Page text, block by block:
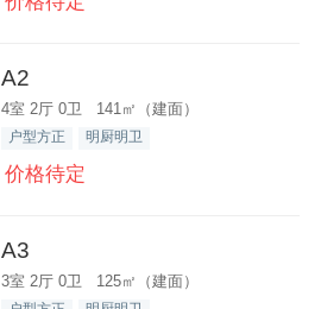
A2
4室 2厅 0卫 141㎡（建面）
户型方正 明厨明卫
价格待定
A3
3室 2厅 0卫 125㎡（建面）